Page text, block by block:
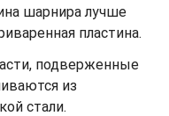
шарнира лучше
пластина.
подверженные
из
стали.